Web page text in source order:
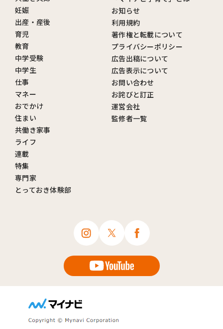
妊娠
出産・産後
育児
教育
中学受験
中学生
仕事
マネー
おでかけ
住まい
共働き家事
ライフ
連載
特集
専門家
とっておき体験部
お知らせ
利用規約
著作権と転載について
プライバシーポリシー
広告出稿について
広告表示について
お問い合わせ
お詫びと訂正
運営会社
監修者一覧